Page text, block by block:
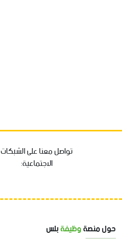
تواصل معنا على الشبكات
الاجتماعية:
حول منصةوظيفةبلس